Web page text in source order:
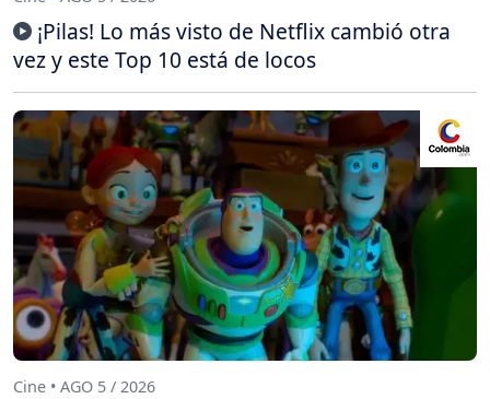
¡Pilas! Lo más visto de Netflix cambió otra
vez y este Top 10 está de locos
Cine • AGO 5 / 2026